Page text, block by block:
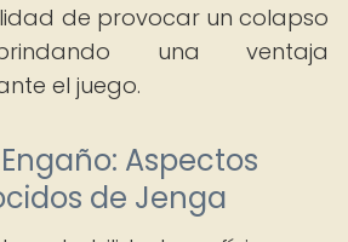
de provocar un colapso
una ventaja
el juego.
Aspectos
de Jenga